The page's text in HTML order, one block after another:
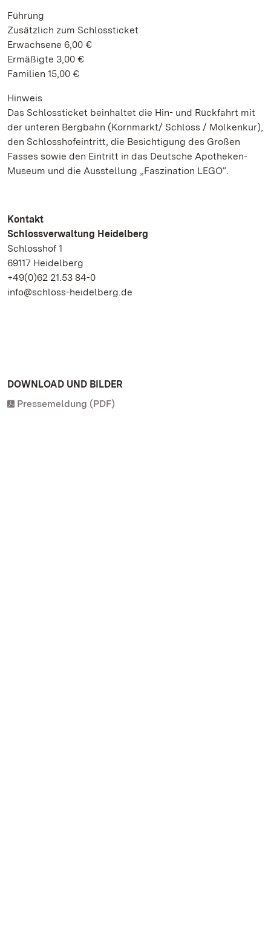
Führung
Zusätzlich zum Schlossticket
Erwachsene 6,00 €
Ermäßigte 3,00 €
Familien 15,00 €
Hinweis
Das Schlossticket beinhaltet die Hin- und Rückfahrt mit
der unteren Bergbahn (Kornmarkt/ Schloss / Molkenkur),
den Schlosshofeintritt, die Besichtigung des Großen
Fasses sowie den Eintritt in das Deutsche Apotheken-
Museum und die Ausstellung „Faszination LEGO“.
Kontakt
Schlossverwaltung Heidelberg
Schlosshof 1
69117 Heidelberg
+49(0)62 21.53 84-0
info@schloss-heidelberg.de
DOWNLOAD UND BILDER
Pressemeldung (PDF)